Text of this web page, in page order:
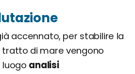
accennato, per stabilire la
di mare vengono
analisi